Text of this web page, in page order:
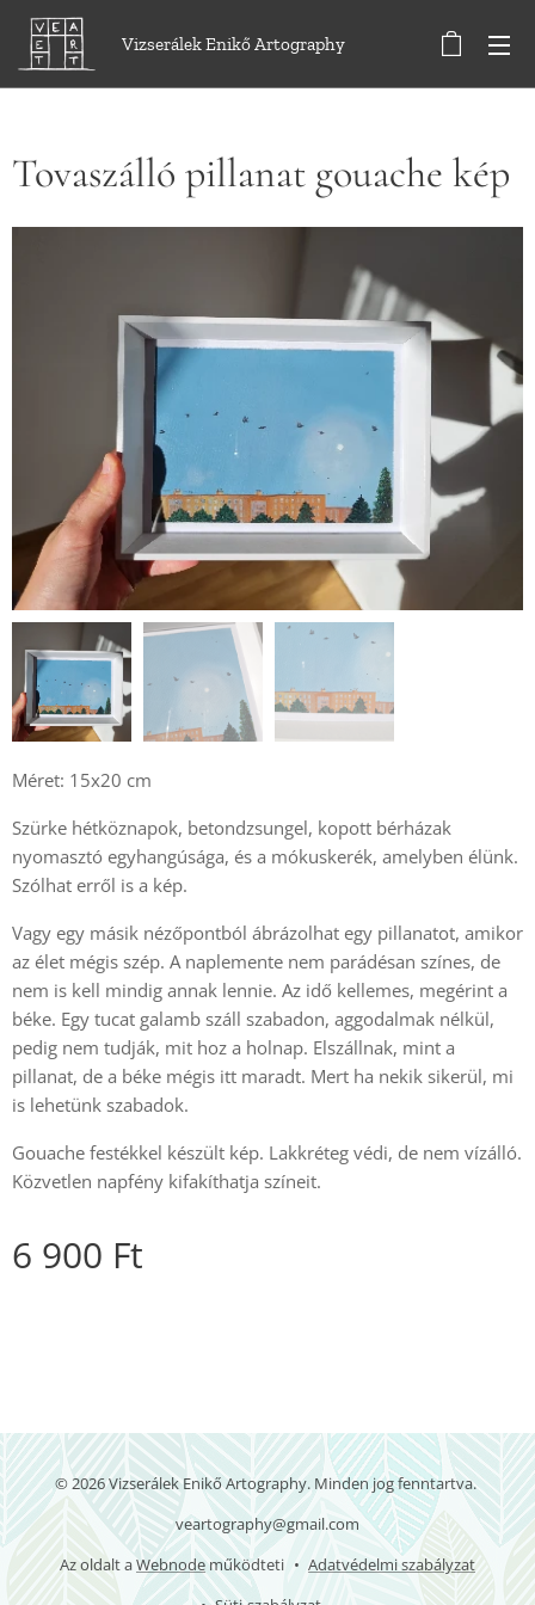
Vizserálek Enikő Artography
Tovaszálló pillanat gouache kép
Méret: 15x20 cm
Szürke hétköznapok, betondzsungel, kopott bérházak
nyomasztó egyhangúsága, és a mókuskerék, amelyben élünk.
Szólhat erről is a kép.
Vagy egy másik nézőpontból ábrázolhat egy pillanatot, amikor
az élet mégis szép. A naplemente nem parádésan színes, de
nem is kell mindig annak lennie. Az idő kellemes, megérint a
béke. Egy tucat galamb száll szabadon, aggodalmak nélkül,
pedig nem tudják, mit hoz a holnap. Elszállnak, mint a
pillanat, de a béke mégis itt maradt. Mert ha nekik sikerül, mi
is lehetünk szabadok.
Gouache festékkel készült kép. Lakkréteg védi, de nem vízálló.
Közvetlen napfény kifakíthatja színeit.
6 900 Ft
© 2026 Vizserálek Enikő Artography. Minden jog fenntartva.
veartography@gmail.com
Az oldalt aWebnodeműködteti
Adatvédelmi szabályzat